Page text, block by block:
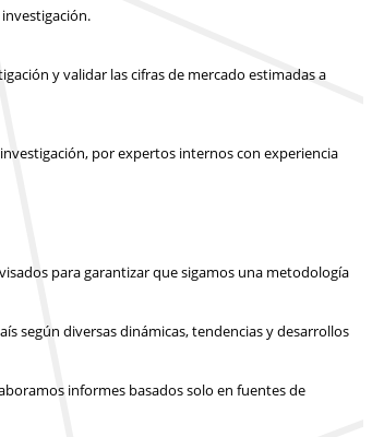
y validar las cifras de mercado estimadas a
por expertos internos con experiencia
para garantizar que sigamos una metodología
según diversas dinámicas, tendencias y desarrollos
informes basados solo en fuentes de